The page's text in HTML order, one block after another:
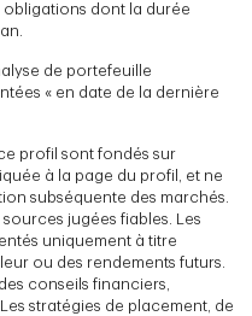
dont la durée
de portefeuille
« en date de la dernière
profil sont fondés sur
à la page du profil, et ne
subséquente des marchés.
jugées fiables. Les
uniquement à titre
ou des rendements futurs.
conseils financiers,
stratégies de placement, de